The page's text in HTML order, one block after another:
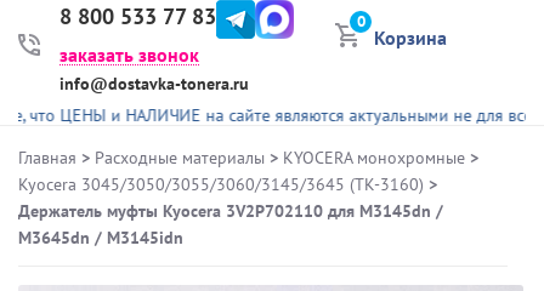
8 800 533 77 83
заказать звонок
info@dostavka-tonera.ru
0
Корзина
и НАЛИЧИЕ на сайте являются актуальными не для всех
Главная > Расходные материалы > KYOCERA монохромные >
Kyocera 3045/3050/3055/3060/3145/3645 (TK-3160) >
Держатель муфты Kyocera 3V2P702110 для M3145dn /
M3645dn / M3145idn